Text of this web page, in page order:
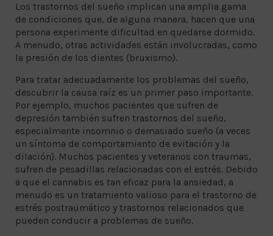
Los trastornos del sueño implican una amplia gama
de condiciones que, de alguna manera, hacen que una
persona experimente dificultad en quedarse dormido.
A menudo, otras actividades están involucradas, como
la presión de los dientes (bruxismo).
Para tratar adecuadamente los problemas del sueño,
descubrir la causa raíz es un primer paso importante.
Por ejemplo, muchos pacientes que sufren de
depresión también sufren trastornos del sueño,
especialmente insomnio o demasiado sueño (a veces
un síntoma de comportamiento de evitación y la
dilación). Muchos pacientes y veteranos con traumas,
sufren de pesadillas relacionadas con el estrés. Debido
a que el cannabis es tan eficaz para la ansiedad, a
menudo es un tratamiento valioso para el trastorno de
estrés postraumático y trastornos relacionados que
pueden conducir a problemas de sueño.